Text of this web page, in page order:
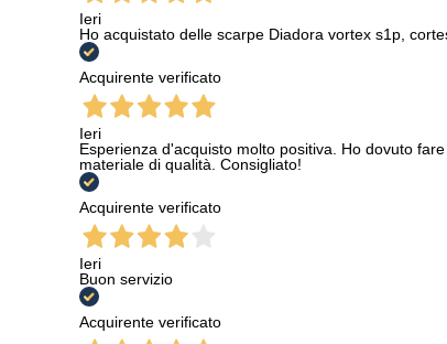
Ieri
Ho acquistato delle scarpe Diadora vortex s1p,
Acquirente verificato
Ieri
Esperienza d'acquisto molto positiva. Ho dovuto
materiale di qualità. Consigliato!
Acquirente verificato
Ieri
Buon servizio
Acquirente verificato